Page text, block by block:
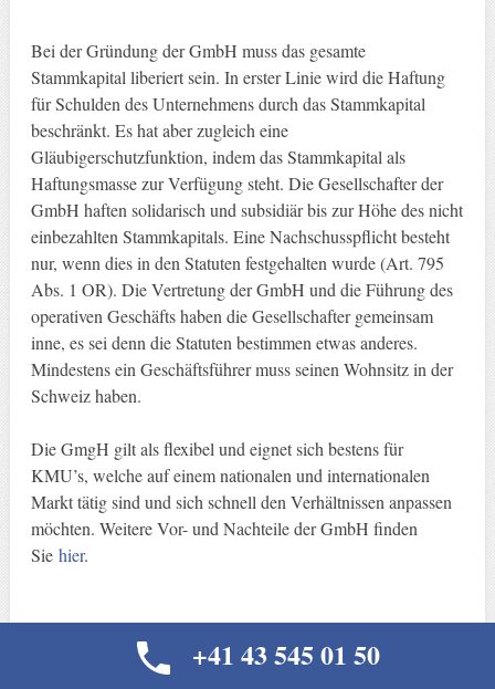
Bei der Gründung der GmbH muss das gesamte
Stammkapital liberiert sein. In erster Linie wird die Haftung
für Schulden des Unternehmens durch das Stammkapital
beschränkt. Es hat aber zugleich eine
Gläubigerschutzfunktion, indem das Stammkapital als
Haftungsmasse zur Verfügung steht. Die Gesellschafter der
GmbH haften solidarisch und subsidiär bis zur Höhe des nicht
einbezahlten Stammkapitals. Eine Nachschusspflicht besteht
nur, wenn dies in den Statuten festgehalten wurde (Art. 795
Abs. 1 OR). Die Vertretung der GmbH und die Führung des
operativen Geschäfts haben die Gesellschafter gemeinsam
inne, es sei denn die Statuten bestimmen etwas anderes.
Mindestens ein Geschäftsführer muss seinen Wohnsitz in der
Schweiz haben.
Die GmgH gilt als flexibel und eignet sich bestens für
KMU’s, welche auf einem nationalen und internationalen
Markt tätig sind und sich schnell den Verhältnissen anpassen
möchten. Weitere Vor- und Nachteile der GmbH finden
Sie hier.
+41 43 545 01 50